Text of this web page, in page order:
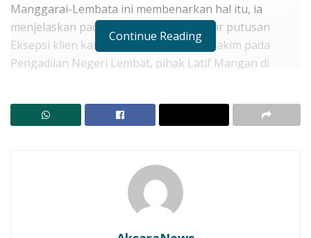
Manggarai-Lembata ini membenarkan hal itu, ia
menjelaskan pada pokoknya dalam amar putusan
Eksepsi klien kami dikabulkan Majelis Hakim pada
Pengadilan Negeri Lembat, pihak Latif Mangan di
Lanjutnya, dalam perkara Nomor:
yang pada pokonya gugat Pengugat tidak dapat
diterima, lantas ditafsir tidak ada menang tidak ada
kalah atau drow, itu sesat hukum, pada prinsipnya
Putusan Majelis Hakim harus dilihat secara utuh, baik
Continue Reading